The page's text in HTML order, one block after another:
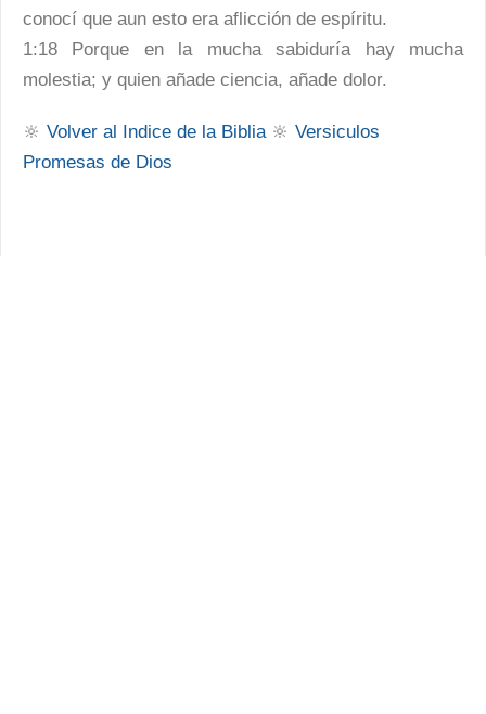
conocí que aun esto era aflicción de espíritu.
1:18 Porque en la mucha sabiduría hay mucha
molestia; y quien añade ciencia, añade dolor.
🔆 Volver al Indice de la Biblia🔆 Versiculos
Promesas de Dios